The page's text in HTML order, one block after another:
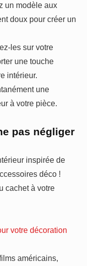
un modèle aux
doux pour créer un
les sur votre
une touche
intérieur.
une
à votre pièce.
pas négliger
inspirée de
déco !
cachet à votre
votre décoration
américains,